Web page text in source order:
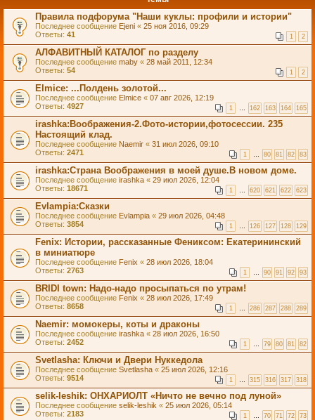
Правила подфорума "Наши куклы: профили и истории"
Последнее сообщение Ejeni « 25 ноя 2016, 09:29
Ответы: 41 1 2
АЛФАВИТНЫЙ КАТАЛОГ по разделу
Последнее сообщение maby « 28 май 2011, 12:34
Ответы: 54 1 2
Elmice: ...Полдень золотой...
Последнее сообщение Elmice « 07 авг 2026, 12:19
Ответы: 4927 1 … 162 163 164 165
irashka:Воображения-2.Фото-истории,фотосессии. 235
Настоящий клад.
Последнее сообщение Naemir « 31 июл 2026, 09:10
Ответы: 2471 1 … 80 81 82 83
irashka:Страна Воображения в моей душе.В новом доме.
Последнее сообщение irashka « 29 июл 2026, 12:04
Ответы: 18671 1 … 620 621 622 623
Evlampia:Сказки
Последнее сообщение Evlampia « 29 июл 2026, 04:48
Ответы: 3854 1 … 126 127 128 129
Fenix: Истории, рассказанные Фениксом: Екатерининский
в миниатюре
Последнее сообщение Fenix « 28 июл 2026, 18:04
Ответы: 2763 1 … 90 91 92 93
BRIDI tоwn: Надо-надо просыпаться по утрам!
Последнее сообщение Fenix « 28 июл 2026, 17:49
Ответы: 8658 1 … 286 287 288 289
Naemir: момокеры, коты и драконы
Последнее сообщение irashka « 28 июл 2026, 16:50
Ответы: 2452 1 … 79 80 81 82
Svetlasha: Ключи и Двери Нуккедола
Последнее сообщение Svetlasha « 25 июл 2026, 12:16
Ответы: 9514 1 … 315 316 317 318
selik-leshik: ОНХАРИОЛТ «Ничто не вечно под луной»
Последнее сообщение selik-leshik « 25 июл 2026, 05:14
Ответы: 2183 1 … 70 71 72 73